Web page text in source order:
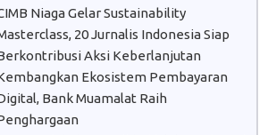
Niaga Gelar Sustainability
20 Jurnalis Indonesia Siap
Aksi Keberlanjutan
Ekosistem Pembayaran
Bank Muamalat Raih